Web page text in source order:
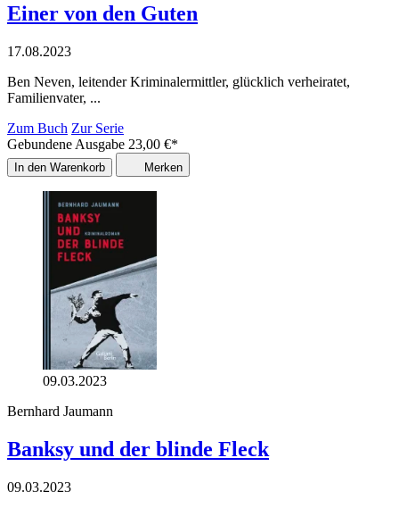
Einer von den Guten
17.08.2023
Ben Neven, leitender Kriminalermittler, glücklich verheiratet,
Familienvater, ...
Zum Buch Zur Serie
Gebundene Ausgabe 23,00 €*
In den Warenkorb Merken
09.03.2023
Bernhard Jaumann
Banksy und der blinde Fleck
09.03.2023